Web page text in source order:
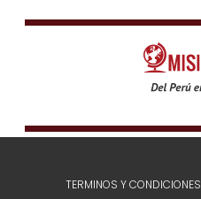
TERMINOS Y CONDICIONES